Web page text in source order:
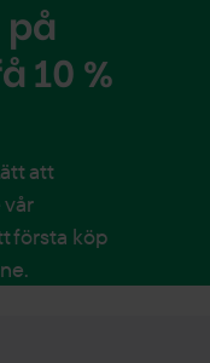
10 %
att
första köp